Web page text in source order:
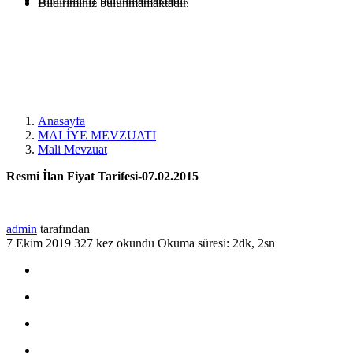
Bildiriminiz bulunmamaktadır.
Anasayfa
MALİYE MEVZUATI
Mali Mevzuat
Resmi İlan Fiyat Tarifesi-07.02.2015
admin tarafından
7 Ekim 2019 327 kez okundu Okuma süresi: 2dk, 2sn